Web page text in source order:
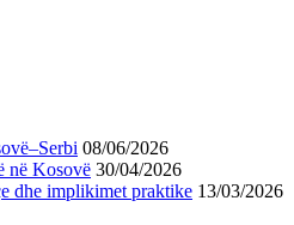
08/06/2026
në Kosovë 30/04/2026
dhe implikimet praktike 13/03/2026